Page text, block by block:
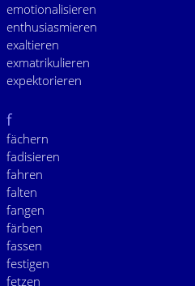
emotionalisieren
enthusiasmieren
exaltieren
exmatrikulieren
expektorieren
f
fächern
fadisieren
fahren
falten
fangen
färben
fassen
festigen
fetzen